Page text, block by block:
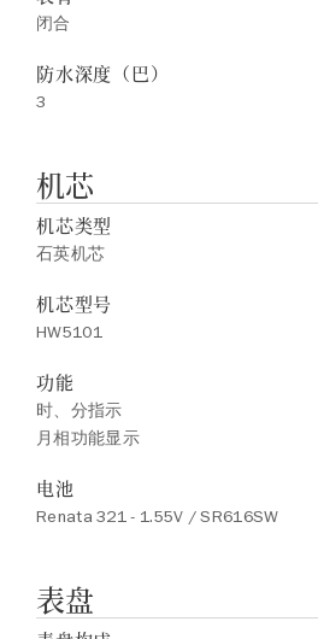
闭合
防水深度（巴）
3
机芯
机芯类型
石英机芯
机芯型号
HW5101
功能
时、分指示
月相功能显示
电池
Renata 321 - 1.55V / SR616SW
表盘